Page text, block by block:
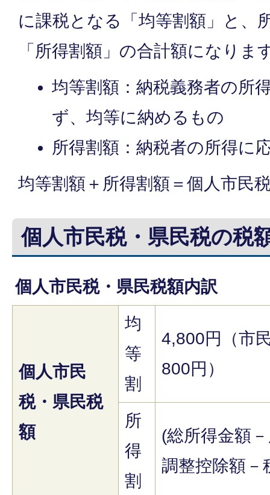
に課税となる「均等割額」と、
「所得割額」の合計額になりま
均等割額：納税義務者の所
ず、均等に納めるもの
所得割額：納税者の所得に
均等割額＋所得割額＝個人市民
個人市民税・県民税の税
個人市民税・県民税額内訳
個人市民
税・県民税
額
均
等
割
4,800円（市
800円）
所
得
割
(総所得金額
調整控除額－